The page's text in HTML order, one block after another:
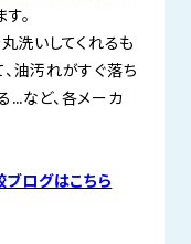
。
洗いしてくれるも
油汚れがすぐ落ち
…など、各メーカ
ログはこちら